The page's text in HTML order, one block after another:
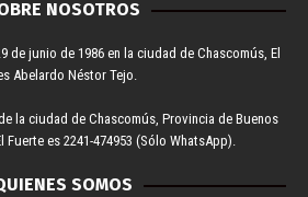
NOSOTROS
de junio de 1986 en la ciudad de Chascomús, El
Abelardo Néstor Tejo.
la ciudad de Chascomús, Provincia de Buenos
es 2241-474953 (Sólo WhatsApp).
SOMOS